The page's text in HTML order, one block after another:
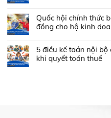
Quốc hội chính thức
đồng cho hộ kinh
5 điều kế toán nội bộ
khi quyết toán thuế